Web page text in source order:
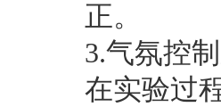
正。
3.气氛控制
在实验过程